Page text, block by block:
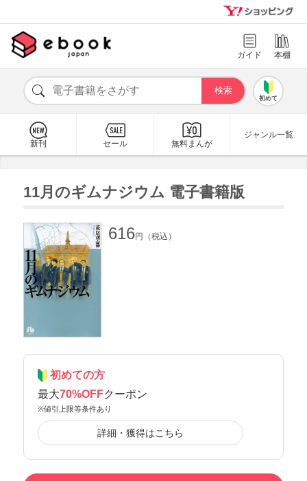
ガイド 本棚
初めて
新刊 セール 無料まんが
ジャンル一覧
11月のギムナジウム 電子書籍版
616円（税込）
初めての方
最大70%OFFクーポン
※値引上限等条件あり
詳細・獲得はこちら